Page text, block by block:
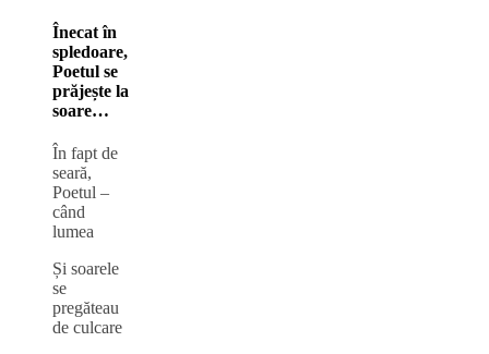
Înecat în
spledoare,
Poetul se
prăjește la
soare…
În fapt de
seară,
Poetul ‒
când
lumea
Și soarele
se
pregăteau
de culcare